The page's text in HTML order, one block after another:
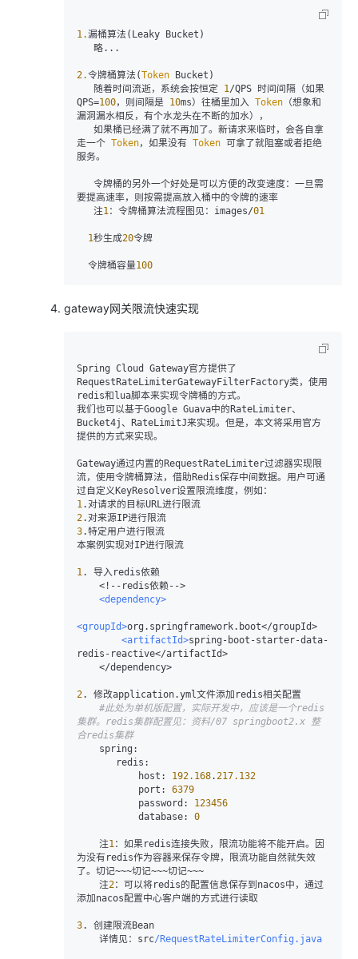
1.漏桶算法(Leaky Bucket)
2.令牌桶算法(Token Bucket)
   随着时间流逝，系统会按恒定
1 /QPS 时间间隔（如果
QPS=100，则间隔是 10ms）往桶里加入 Token （想象和
漏洞漏水相反，有个水龙头在不断的加水），
走一个 Token，如果没有 Token 可拿了就阻塞或者拒绝
服务。
要提高速率，则按需提高放入桶中的令牌的速率
   注
1 ：令牌桶算法流程图见：images/01
1秒生成20令牌
  令牌桶容量
100
gateway网关限流快速实现
Spring Cloud Gateway官方提供了
RequestRateLimiterGatewayFilterFactory类，使用
redis和lua脚本来实现令牌桶的方式。
我们也可以基于Google Guava中的RateLimiter、
Bucket4j、RateLimitJ来实现。但是，本文将采用官方
提供的方式来实现。
Gateway通过内置的RequestRateLimiter过滤器实现限
流，使用令牌桶算法，借助Redis保存中间数据。用户可通
1
2
3.特定用户进行限流
本案例实现对IP进行限流
1 . 导入redis依赖
< ! - -redis依赖- ->
<dependency>
<groupId>org.springframework.boot</groupId>
<artifactId>spring-boot-starter-data-
redis-reactive</artifactId>
</dependency>
2. 修改application.yml文件添加redis相关配置
#此处为单机版配置，实际开发中，应该是一个redis
集群。redis集群配置见：资料/07 springboot2.x 整
合redis集群
spring:
redis:
host:
192.168. 217.132
port:
6379
password:
123456
database:
0
    注
1 ：如果redis连接失败，限流功能将不能开启。因
为没有redis作为容器来保存令牌，限流功能自然就失效
了。切记~~~切记~~~切记~~~
    注
2：可以将redis的配置信息保存到nacos中，通过
添加nacos配置中心客户端的方式进行读取
3. 创建限流Bean
    详情见：src
/RequestRateLimiterConfig.java